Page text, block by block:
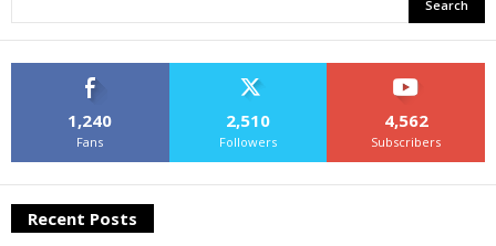
1,240
Fans
2,510
Followers
4,562
Subscribers
Recent Posts